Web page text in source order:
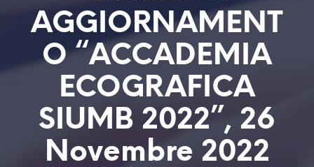
AGGIORNAMENT
O “ACCADEMIA
ECOGRAFICA
SIUMB 2022”, 26
Novembre 2022